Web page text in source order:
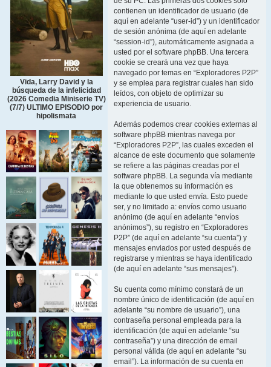
Vida, Larry David y la
búsqueda de la infelicidad
(2026 Comedia Miniserie TV)
(7/7) ULTIMO EPISODIO por
hipolismata
contienen un identificador de usuario (de
aquí en adelante “user-id”) y un identificador
de sesión anónima (de aquí en adelante
“session-id”), automáticamente asignada a
usted por el software phpBB. Una tercera
cookie se creará una vez que haya
navegado por temas en “Exploradores P2P”
y se emplea para registrar cuales han sido
leídos, con objeto de optimizar su
experiencia de usuario.
Además podemos crear cookies externas al
software phpBB mientras navega por
“Exploradores P2P”, las cuales exceden el
alcance de este documento que solamente
se refiere a las páginas creadas por el
software phpBB. La segunda vía mediante
la que obtenemos su información es
mediante lo que usted envía. Esto puede
ser, y no limitado a: envíos como usuario
anónimo (de aquí en adelante “envíos
anónimos”), su registro en “Exploradores
P2P” (de aquí en adelante “su cuenta”) y
mensajes enviados por usted después de
registrarse y mientras se haya identificado
(de aquí en adelante “sus mensajes”).
Su cuenta como mínimo constará de un
nombre único de identificación (de aquí en
adelante “su nombre de usuario”), una
contraseña personal empleada para la
identificación (de aquí en adelante “su
contraseña”) y una dirección de email
personal válida (de aquí en adelante “su
email”). La información de su cuenta en